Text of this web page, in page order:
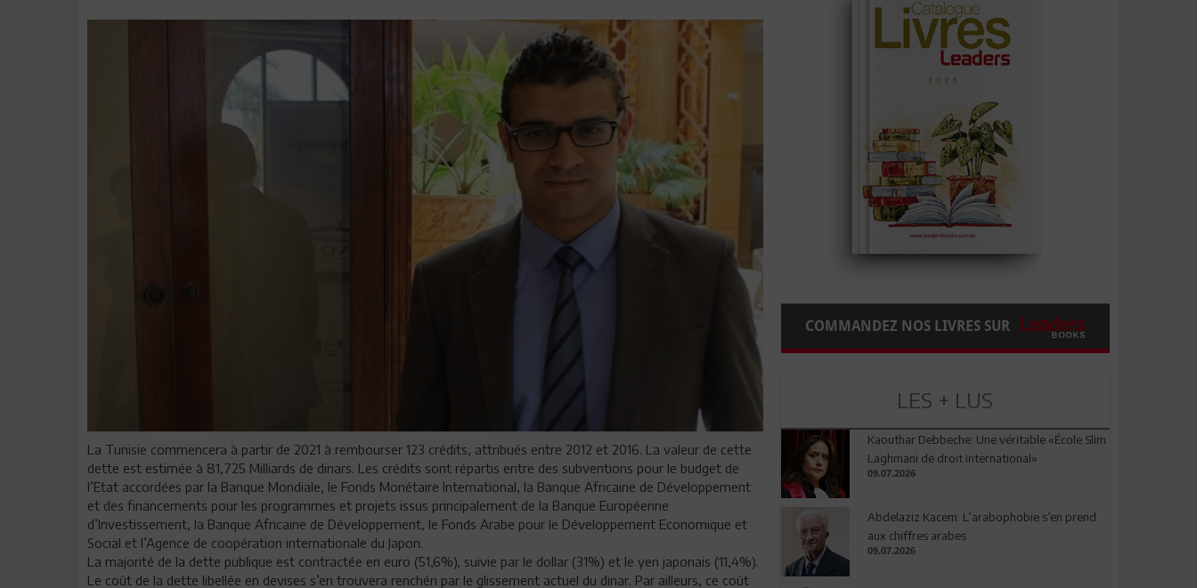
La Tunisie commencera à partir de 2021 à rembourser 123 crédits, attribués entre 2012 et 2016. La valeur de cette
dette est estimée à 81,725 Milliards de dinars. Les crédits sont répartis entre des subventions pour le budget de
l’Etat accordées par la Banque Mondiale, le Fonds Monétaire International, la Banque Africaine de Développement
et des financements pour les programmes et projets issus principalement de la Banque Européenne
d’Investissement, la Banque Africaine de Développement, le Fonds Arabe pour le Développement Economique et
Social et l’Agence de coopération internationale du Japon.
La majorité de la dette publique est contractée en euro (51,6%), suivie par le dollar (31%) et le yen japonais (11,4%).
Le coût de la dette libellée en devises s’en trouvera renchéri par le glissement actuel du dinar. Par ailleurs, ce coût
COMMANDEZ NOS LIVRES SUR
LES + LUS
Kaouthar Debbeche: Une véritable «École Slim
Laghmani de droit international»
09.07.2026
Abdelaziz Kacem: L’arabophobie s’en prend
aux chiffres arabes
09.07.2026